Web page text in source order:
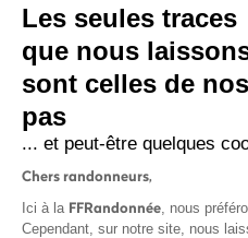
Les seules traces
que nous
sont celles de nos
pas
... et peut-être quelques
Chers randonneurs,
Ici à la FFRandonnée, nous
Cependant, sur notre site, nous